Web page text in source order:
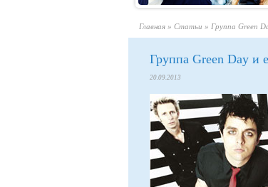
Главная » Статьи » Группа Green
Группа Green Day и
20.09.2013